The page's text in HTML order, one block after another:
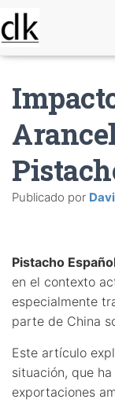
Publicado por
Pistacho
en el contexto
especialmente
parte de China
Este artículo
situación, que
exportaciones